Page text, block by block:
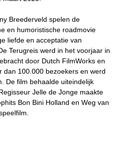
Breederveld spelen de
en humoristische roadmovie
liefde en acceptatie van
Terugreis werd in het voorjaar in
door Dutch FilmWorks en
dan 100.000 bezoekers en werd
De film behaalde uiteindelijk
Jelle de Jonge maakte
Bon Bini Holland en Weg van